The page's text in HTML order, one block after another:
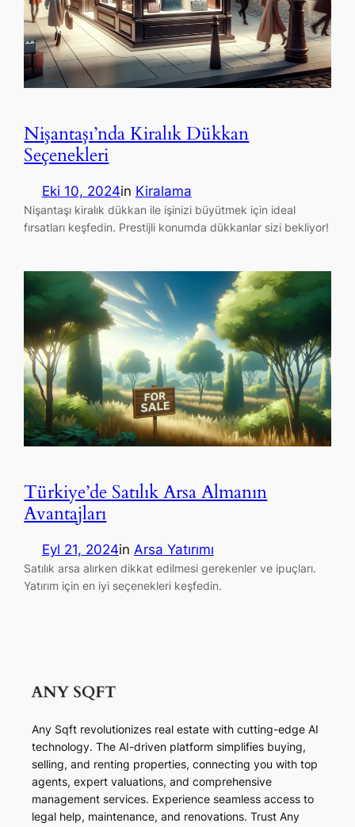
Nişantaşı’nda Kiralık Dükkan
Seçenekleri
Eki 10, 2024in Kiralama
Nişantaşı kiralık dükkan ile işinizi büyütmek için ideal
fırsatları keşfedin. Prestijli konumda dükkanlar sizi bekliyor!
Türkiye’de Satılık Arsa Almanın
Avantajları
Eyl 21, 2024in Arsa Yatırımı
Satılık arsa alırken dikkat edilmesi gerekenler ve ipuçları.
Yatırım için en iyi seçenekleri keşfedin.
Any Sqft revolutionizes real estate with cutting-edge AI
technology. The AI-driven platform simplifies buying,
selling, and renting properties, connecting you with top
agents, expert valuations, and comprehensive
management services. Experience seamless access to
legal help, maintenance, and renovations. Trust Any